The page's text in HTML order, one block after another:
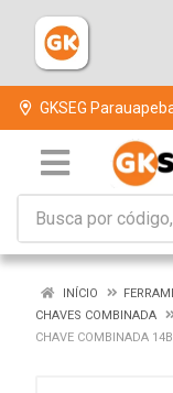
GKSEG
INÍCIO
CHAVES COMBINADA
CHAVE COMBINADA